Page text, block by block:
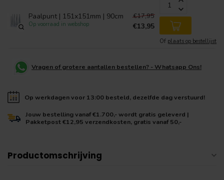
Paalpunt | 151x151mm | 90cm
Op voorraad in webshop
€17,95
€13,95
Of plaats op bestellijst
Vragen of grotere aantallen bestellen? - Whatsapp Ons!
Op werkdagen voor 13:00 besteld, dezelfde dag verstuurd!
Jouw bestelling vanaf €1.700,- wordt gratis geleverd |
Pakketpost €12,95 verzendkosten, gratis vanaf 50,-
Productomschrijving